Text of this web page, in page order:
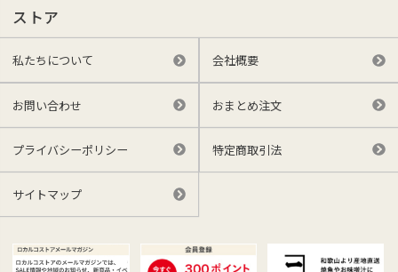
ストア
私たちについて 会社概要
お問い合わせ おまとめ注文
プライバシーポリシー 特定商取引法
サイトマップ